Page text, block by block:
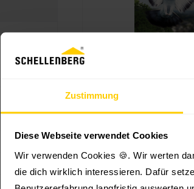
Zustimmung
Diese Webseite verwendet Cookies
Wir verwenden Cookies 🍪. Wir werten
die dich wirklich interessieren. Dafür
Standard
semi-
von Vögeln, Katzen oder
Tierenverhindert, dass sich
oder andere Tiere
durch semi-transparentes